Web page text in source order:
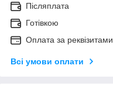
Післяплата
Готівкою
Оплата за реквізитами
Всі умови оплати